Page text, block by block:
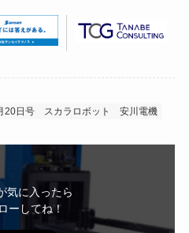
20日号 スカラロボット 安川電機
気に入ったら
ーしてね！